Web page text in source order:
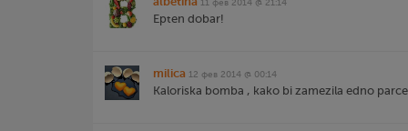
11 фев 2014 @ 21:14
Epten dobar!
milica 12 фев 2014 @ 00:14
Kaloriska bomba , kako bi zamezila edno parce